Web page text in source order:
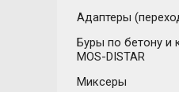
Адаптеры
Буры по бетону и
MOS-DISTAR
Миксеры